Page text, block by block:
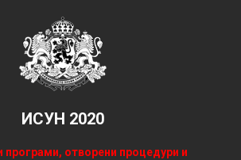
ИСУН 2020
програми, отворени процедури и